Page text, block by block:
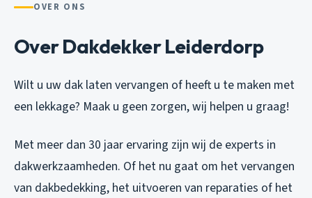
OVER ONS
Over Dakdekker Leiderdorp
Wilt u uw dak laten vervangen of heeft u te maken met
een lekkage? Maak u geen zorgen, wij helpen u graag!
Met meer dan 30 jaar ervaring zijn wij de experts in
dakwerkzaamheden. Of het nu gaat om het vervangen
van dakbedekking, het uitvoeren van reparaties of het